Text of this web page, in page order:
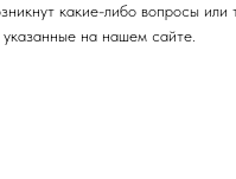
какие-либо вопросы или
на нашем сайте.